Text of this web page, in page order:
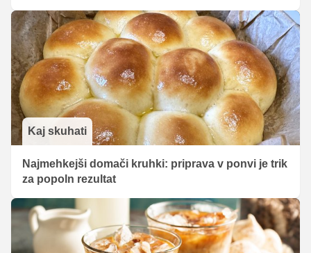
Kaj skuhati
Najmehkejši domači kruhki: priprava v ponvi je trik
za popoln rezultat